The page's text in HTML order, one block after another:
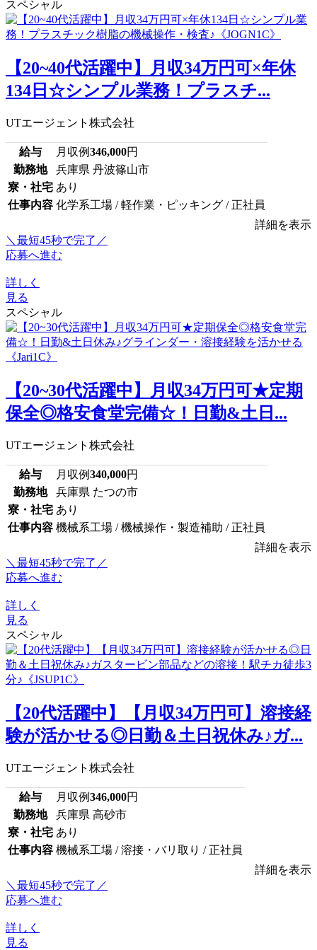
スペシャル
【20~40代活躍中】月収34万円可×年休
134日☆シンプル業務！プラスチ...
UTエージェント株式会社
給与 月収例346,000円
勤務地
兵庫県 丹波篠山市
寮・社宅 あり
仕事内容 化学系工場 / 軽作業・ピッキング / 正社員
詳細を表示
＼最短45秒で完了／
応募へ進む
詳しく
見る
スペシャル
【20~30代活躍中】月収34万円可★定期
保全◎格安食堂完備☆！日勤&土日...
UTエージェント株式会社
給与 月収例340,000円
勤務地
兵庫県 たつの市
寮・社宅 あり
仕事内容 機械系工場 / 機械操作・製造補助 / 正社員
詳細を表示
＼最短45秒で完了／
応募へ進む
詳しく
見る
スペシャル
【20代活躍中】【月収34万円可】溶接経
験が活かせる◎日勤＆土日祝休み♪ガ...
UTエージェント株式会社
給与 月収例346,000円
勤務地
兵庫県 高砂市
寮・社宅 あり
仕事内容 機械系工場 / 溶接・バリ取り / 正社員
詳細を表示
＼最短45秒で完了／
応募へ進む
詳しく
見る